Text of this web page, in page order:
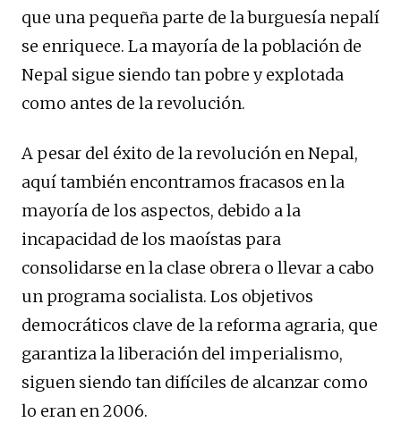
que una pequeña parte de la burguesía nepalí
se enriquece. La mayoría de la población de
Nepal sigue siendo tan pobre y explotada
como antes de la revolución.
A pesar del éxito de la revolución en Nepal,
aquí también encontramos fracasos en la
mayoría de los aspectos, debido a la
incapacidad de los maoístas para
consolidarse en la clase obrera o llevar a cabo
un programa socialista. Los objetivos
democráticos clave de la reforma agraria, que
garantiza la liberación del imperialismo,
siguen siendo tan difíciles de alcanzar como
lo eran en 2006.